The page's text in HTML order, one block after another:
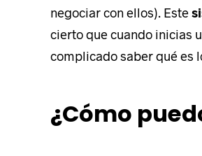
negociar con ellos). Este
cierto que cuando inicias
complicado saber qué es
¿Cómo